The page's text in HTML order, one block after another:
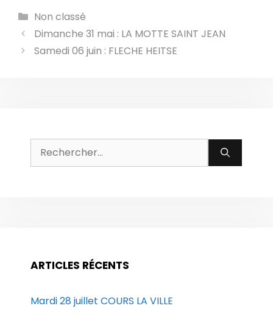
Catégories
Non classé
Dimanche 31 mai : LA MOTTE SAINT JEAN
Samedi 06 juin : FLECHE HEITSE
Rechercher :
ARTICLES RÉCENTS
Mardi 28 juillet COURS LA VILLE